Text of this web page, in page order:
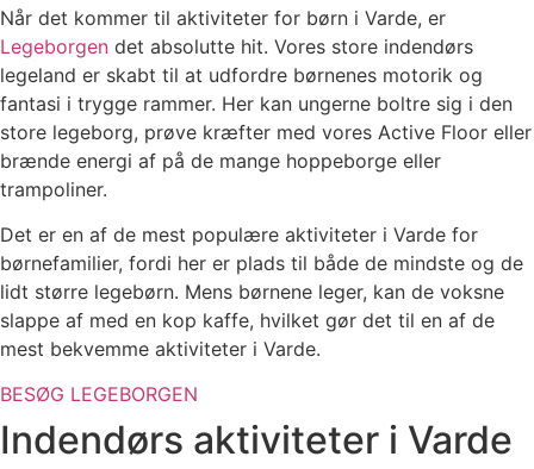
Når det kommer til aktiviteter for børn i Varde, er
Legeborgen det absolutte hit. Vores store indendørs
legeland er skabt til at udfordre børnenes motorik og
fantasi i trygge rammer. Her kan ungerne boltre sig i den
store legeborg, prøve kræfter med vores Active Floor eller
brænde energi af på de mange hoppeborge eller
trampoliner.
Det er en af de mest populære aktiviteter i Varde for
børnefamilier, fordi her er plads til både de mindste og de
lidt større legebørn. Mens børnene leger, kan de voksne
slappe af med en kop kaffe, hvilket gør det til en af de
mest bekvemme aktiviteter i Varde.
BESØG LEGEBORGEN
Indendørs aktiviteter i Varde